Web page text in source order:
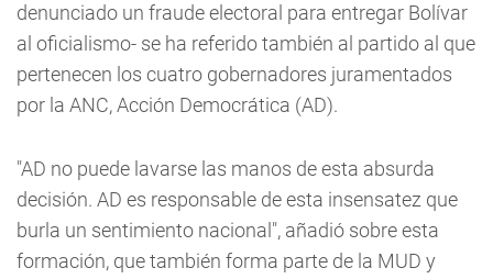
denunciado un fraude electoral para entregar Bolívar
al oficialismo- se ha referido también al partido al que
pertenecen los cuatro gobernadores juramentados
por la ANC, Acción Democrática (AD).
"AD no puede lavarse las manos de esta absurda
decisión. AD es responsable de esta insensatez que
burla un sentimiento nacional", añadió sobre esta
formación, que también forma parte de la MUD y